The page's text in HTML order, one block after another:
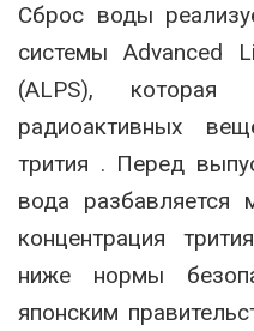
Сброс воды
системы Advanced
(ALPS), которая
радиоактивных
трития . Перед
вода разбавляется
концентрация
ниже нормы
японским